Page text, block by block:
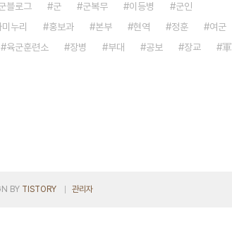
블로그 군 군복무 이등병
군인
미누리 홍보과 본부 현역 정훈
여군
육군훈련소 장병 부대 공보 장교
軍
BY TISTORY 관리자